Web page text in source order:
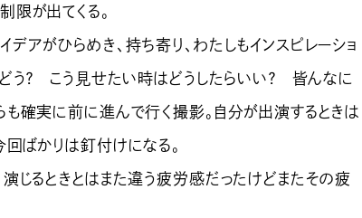
限が出てくる。
アがひらめき、持ち寄り、わたしもインスピレーショ
どう？ こう見せたい時はどうしたらいい？ 皆んなに
も確実に前に進んで行く撮影。自分が出演するときは
ばかりは釘付けになる。
じるときとはまた違う疲労感だったけどまたその疲